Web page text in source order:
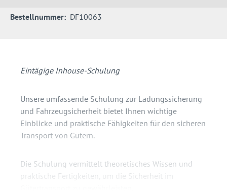
Bestellnummer: DF10063
Eintägige Inhouse-Schulung
Unsere umfassende Schulung zur Ladungssicherung
und Fahrzeugsicherheit bietet Ihnen wichtige
Einblicke und praktische Fähigkeiten für den sicheren
Transport von Gütern.
Die Schulung vermittelt theoretisches Wissen und
praktische Fertigkeiten, um die Sicherheit im